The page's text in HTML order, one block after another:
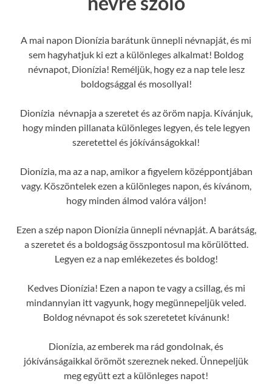
A mai napon Dionízia barátunk ünnepli névnapját, és mi
sem hagyhatjuk ki ezt a különleges alkalmat! Boldog
névnapot, Dionízia! Reméljük, hogy ez a nap tele lesz
boldogsággal és mosollyal!
Dionízia névnapja a szeretet és az öröm napja. Kívánjuk,
hogy minden pillanata különleges legyen, és tele legyen
szeretettel és jókívánságokkal!
Dionízia, ma az a nap, amikor a figyelem középpontjában
vagy. Köszöntelek ezen a különleges napon, és kívánom,
hogy minden álmod valóra váljon!
Ezen a szép napon Dionízia ünnepli névnapját. A barátság,
a szeretet és a boldogság összpontosul ma körülötted.
Legyen ez a nap emlékezetes és boldog!
Kedves Dionízia! Ezen a napon te vagy a csillag, és mi
mindannyian itt vagyunk, hogy megünnepeljük veled.
Boldog névnapot és sok szeretetet kívánunk!
Dionízia, az emberek ma rád gondolnak, és
jókívánságaikkal örömöt szereznek neked. Ünnepeljük
meg együtt ezt a különleges napot!